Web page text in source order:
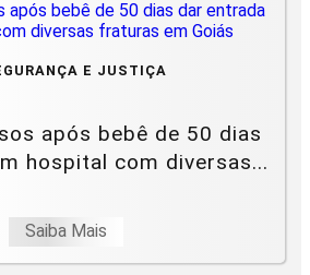
E JUSTIÇA
após bebê de 50 dias
hospital com diversas...
Saiba Mais